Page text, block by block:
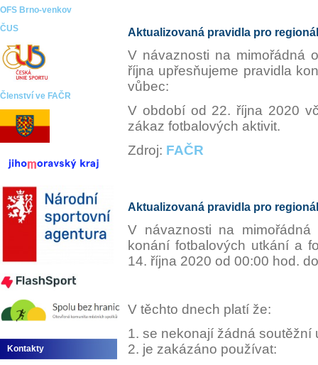
Aktualizovaná pravidla pro
V návaznosti na mimořádná
října upřesňujeme pravidla
vůbec:
V období od 22. října 2020
zákaz fotbalových aktivit.
Zdroj: FAČR
Aktualizovaná pravidla pro
V návaznosti na
konání fotbalových utkání a
14. října 2020 od 00:00 hod.
V těchto dnech platí že:
1. se nekonají žádná soutěžní
2. je zakázáno používat:
OFS Brno-venkov
ČUS
Členství ve FAČR
Kontakty